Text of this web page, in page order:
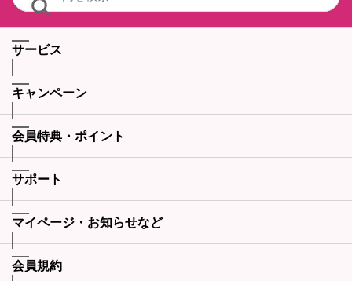
サービス
キャンペーン
会員特典・ポイント
サポート
マイページ・お知らせなど
会員規約